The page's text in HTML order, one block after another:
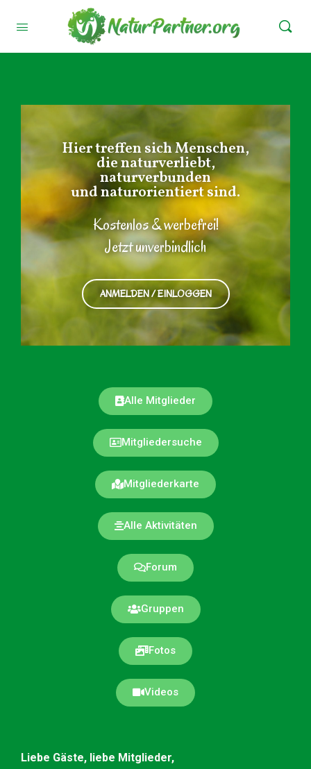
Hier treffen sich Menschen,
die naturverliebt,
naturverbunden
und naturorientiert sind.
Kostenlos & werbefrei!
Jetzt unverbindlich
ANMELDEN / EINLOGGEN
Alle Mitglieder
Mitgliedersuche
Mitgliederkarte
Alle Aktivitäten
Forum
Gruppen
Fotos
Videos
Liebe Gäste, liebe Mitglieder,